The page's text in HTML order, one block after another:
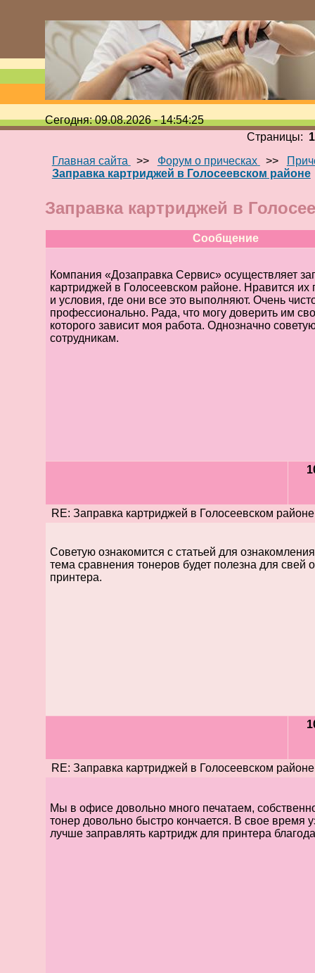
Сегодня: 09.08.2026 - 14:54:25
Страницы: 1
Главная сайта
>> Форум о прическах >>
Заправка картриджей в Голосеевском районе
Заправка картриджей в
Сообщение
Компания «Дозаправка Сервис» осуществляет
картриджей в Голосеевском районе. Нравится их
и условия, где они все это выполняют. Очень
профессионально. Рада, что могу доверить им
которого зависит моя работа. Однозначно
сотрудникам.
RE: Заправка картриджей в Голосеевском районе
Советую ознакомится с статьей для
тема сравнения тонеров будет полезна для свей
принтера.
RE: Заправка картриджей в Голосеевском районе
Мы в офисе довольно много печатаем,
тонер довольно быстро кончается. В свое время
лучше заправлять картридж для принтера